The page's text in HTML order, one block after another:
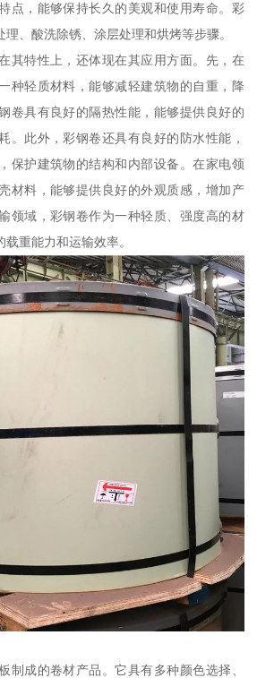
点，能够保持长久的美观和使用寿命。彩
、酸洗除锈、涂层处理和烘烤等步骤。
其特性上，还体现在其应用方面。先，在
种轻质材料，能够减轻建筑物的自重，降
卷具有良好的隔热性能，能够提供良好的
。此外，彩钢卷还具有良好的防水性能，
保护建筑物的结构和内部设备。在家电领
材料，能够提供良好的外观质感，增加产
领域，彩钢卷作为一种轻质、强度高的材
重能力和运输效率。
制成的卷材产品。它具有多种颜色选择、